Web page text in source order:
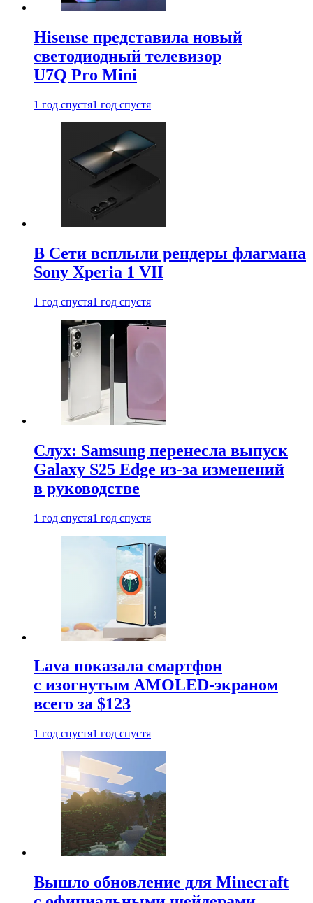
Hisense представила новый
светодиодный телевизор
U7Q Pro Mini
1 год спустя1 год спустя
В Сети всплыли рендеры флагмана
Sony Xperia 1 VII
1 год спустя1 год спустя
Слух: Samsung перенесла выпуск
Galaxy S25 Edge из-за изменений
в руководстве
1 год спустя1 год спустя
Lava показала смартфон
с изогнутым AMOLED-экраном
всего за $123
1 год спустя1 год спустя
Вышло обновление для Minecraft